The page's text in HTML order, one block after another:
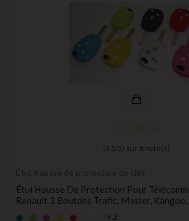
(4,5 / 5) sur 8 note(s)
Étui, housse de protection de clés
Étui Housse De Protection Pour
Renault 3 Boutons Trafic, Master, Kangoo,
+2